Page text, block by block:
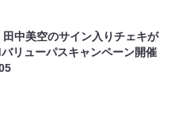
田中美空のサイン入りチェキが
リューパスキャンペーン開催